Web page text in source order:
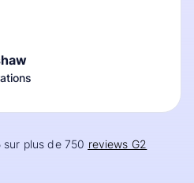
plus de 750 reviews G2